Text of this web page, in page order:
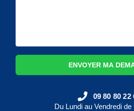
ENVOYER MA
09 80 80 22
Du Lundi au Vendredi de